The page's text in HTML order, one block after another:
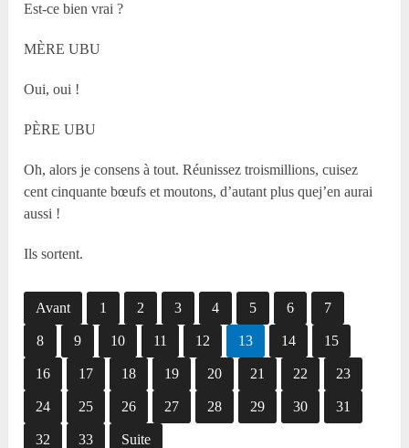
Est-ce bien vrai ?
MÈRE UBU
Oui, oui !
PÈRE UBU
Oh, alors je consens à tout. Réunissez troismillions, cuisez
cent cinquante bœufs et moutons, d’autant plus quej’en aurai
aussi !
Ils sortent.
Avant 1 2 3 4 5 6 7
8 9 10 11 12 13 14 15
16 17 18 19 20 21 22 23
24 25 26 27 28 29 30 31
32 33 Suite